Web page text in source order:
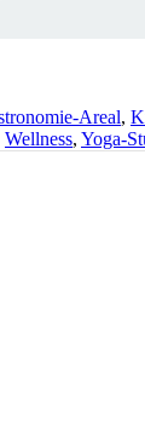
Areal,
Wellness, Yoga-